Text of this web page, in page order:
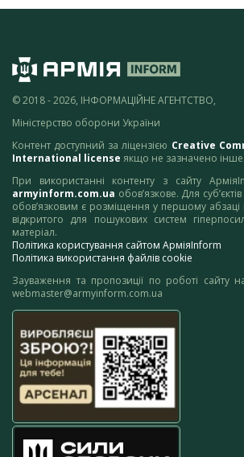
© 2018 - 2026, ІНФОРМАЦІЙНЕ АГЕНТСТВО,
Міністерство оборони України
Контент доступний за ліцензією Creative
International license якщо не зазначено інше.
При використанні контенту з сайту
armyinform.com.ua обов’язкове. Для
обов’язковим є розміщення у першому абзаці
відкритого для пошукових систем
матеріал.
Політика користування сайтом АрміяInform
Політика використання файлів cookie
Зауваження та пропозиції по роботі сайту
webmaster@armyinform.com.ua